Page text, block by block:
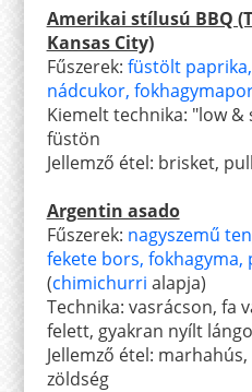
Amerikai stílusú BBQ
Kansas City)
Fűszerek: füstölt paprika,
nádcukor,
Kiemelt technika: "low &
füstön
Jellemző étel: brisket,
Argentin asado
Fűszerek: nagyszemű
fekete bors, fokhagyma,
(chimichurri alapja)
Technika: vasrácson, fa
felett, gyakran nyílt
Jellemző étel:
zöldség